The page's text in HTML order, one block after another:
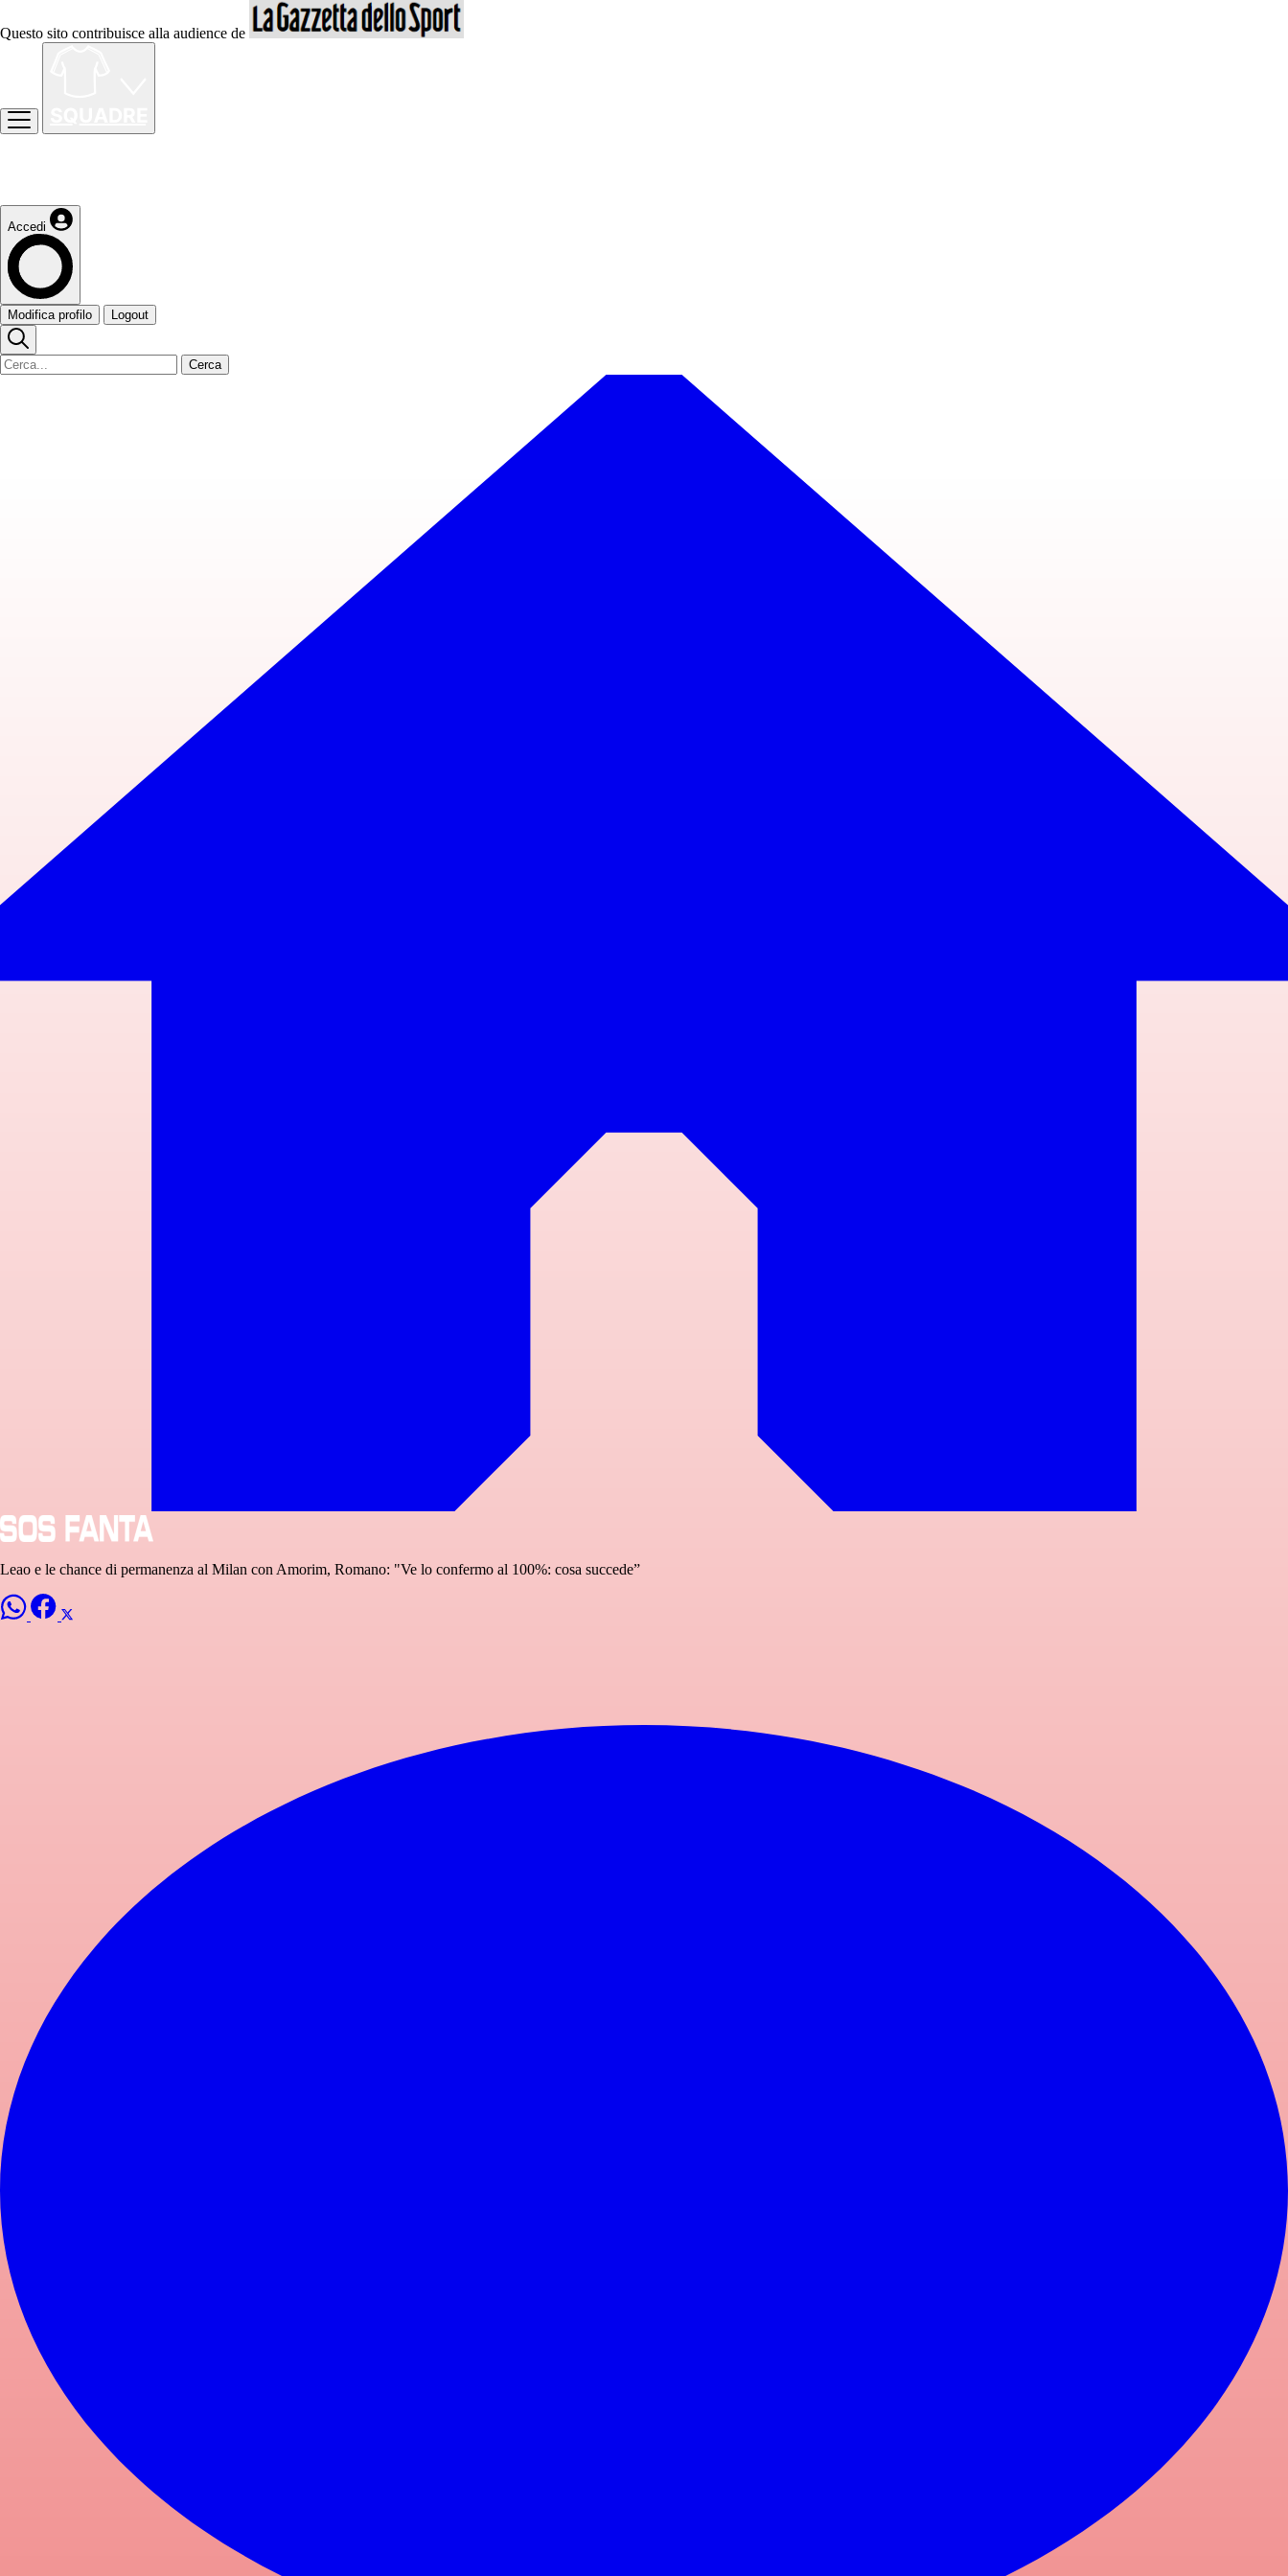
Questo sito contribuisce alla audience de
Accedi
Modifica profilo Logout
Cerca
Leao e le chance di permanenza al Milan con Amorim, Romano: "Ve lo confermo al 100%: cosa succede”